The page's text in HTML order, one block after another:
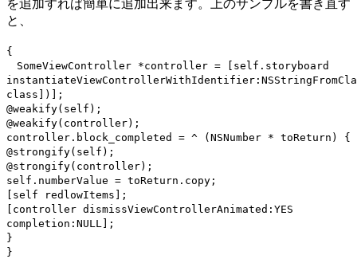
を追加すれば簡単に追加出来ます。上のサンプルを書き直す
と、
{
SomeViewController *controller = [self.storyboard
class])];
@weakify(self);
@weakify(controller);
controller.block_completed = ^ (NSNumber * toReturn) {
@strongify(self);
@strongify(controller);
self.numberValue = toReturn.copy;
[self redlowItems];
[controller dismissViewControllerAnimated:YES
completion:NULL];
}
}